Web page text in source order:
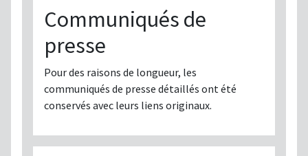
Communiqués de
presse
Pour des raisons de longueur, les
communiqués de presse détaillés ont été
conservés avec leurs liens originaux.